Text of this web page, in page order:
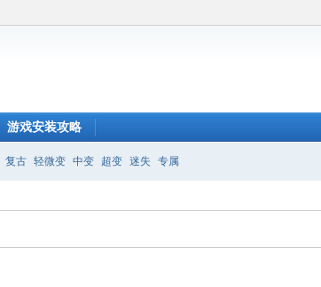
游戏安装攻略
复古 轻微变 中变 超变 迷失 专属